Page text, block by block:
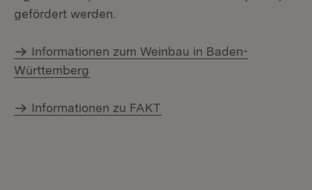
gefördert werden.
Informationen zum Weinbau in Baden-
Württemberg
Informationen zu FAKT